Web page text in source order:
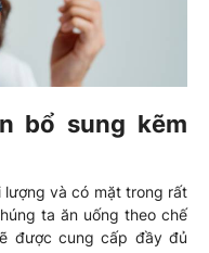
bổ sung kẽm
lượng và có mặt trong rất
ta ăn uống theo chế
được cung cấp đầy đủ